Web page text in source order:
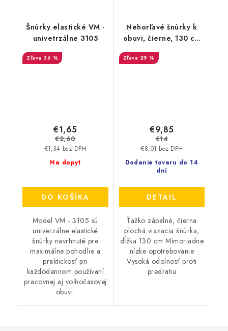
Šnúrky elastické VM -
univetrzálne 3105
36 %
Na dopyt
€1,34 bez DPH
€1,65
€2,60
DO KOŠÍKA
Model VM - 3105 sú
univerzálne elastické
šnúrky navrhnuté pre
maximálne pohodlie a
praktickosť pri
každodennom používaní
pracovnej aj voľnočasovej
obuvi.
Nehorľavé šnúrky k
obuvi, čierne, 130 cm
9599
29 %
Dodanie tovaru do 14
dní
€8,01 bez DPH
€9,85
€14
DETAIL
Ťažko zápalná, čierna
plochá viazacia šnúrka,
dĺžka 130 cm Mimoriadne
nízke opotrebovanie
Vysoká odolnosť proti
predratiu